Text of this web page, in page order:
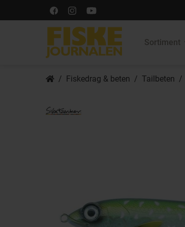
Sortiment
Fiskedrag & beten Tailbeten